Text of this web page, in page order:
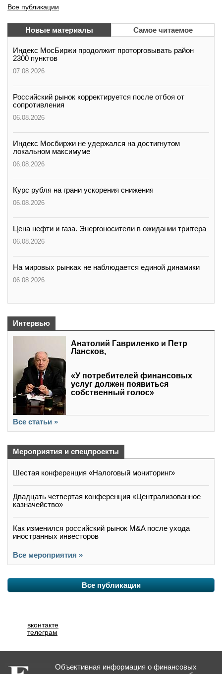
Все публикации
Новые материалы Самое читаемое
Индекс МосБиржи продолжит проторговывать район
2300 пунктов
07.08.2026
Российский рынок корректируется после отбоя от
сопротивления
06.08.2026
Индекс Мосбиржи не удержался на достигнутом
локальном максимуме
06.08.2026
Курс рубля на грани ускорения снижения
06.08.2026
Цена нефти и газа. Энергоносители в ожидании триггера
06.08.2026
На мировых рынках не наблюдается единой динамики
06.08.2026
Интервью
Анатолий Гавриленко и Петр
Лансков,
«У потребителей финансовых
услуг должен появиться
собственный голос»
Все статьи »
Мероприятия и спецпроекты
Шестая конференция «Налоговый мониторинг»
Двадцать четвертая конференция «Централизованное
казначейство»
Как изменился российский рынок M&A после ухода
иностранных инвесторов
Все мероприятия »
Все публикации
вконтакте
телеграм
Объективная информация о финансовых